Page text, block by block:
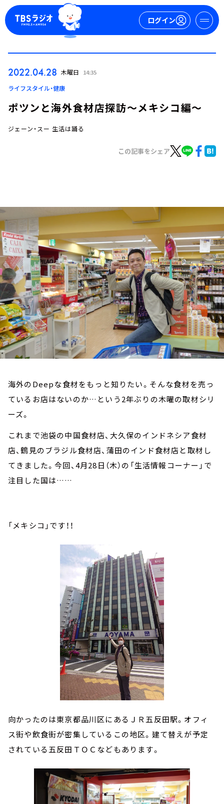
ログイン
ログイン
トピックス
TBS Podcast
お知らせ
イベント・グッズ
YouTube
会社情報
2022.04.28 木曜日 14:35
ライフスタイル・健康
ポツンと海外食材店探訪～メキシコ編～
ジェーン・スー 生活は踊る
この記事をシェア
海外のDeepな食材をもっと知りたい。そんな食材を売っ
ているお店はないのか…という2年ぶりの木曜の取材シリ
ーズ。
これまで池袋の中国食材店、大久保のインドネシア食材
店、鶴見のブラジル食材店、蒲田のインド食材店と取材し
てきました。今回、4月28日（木）の「生活情報コーナー」で
注目した国は……
「メキシコ」です！！
向かったのは東京都品川区にあるＪＲ五反田駅。オフィ
ス街や飲食街が密集しているこの地区。建て替えが予定
されている五反田ＴＯＣなどもあります。